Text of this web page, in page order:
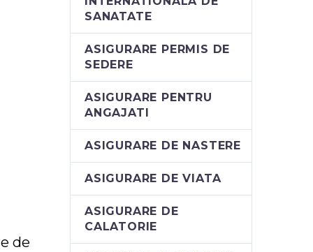
de
SANATATE
ASIGURARE PERMIS DE
SEDERE
ASIGURARE PENTRU
ANGAJATI
ASIGURARE DE NASTERE
ASIGURARE DE VIATA
ASIGURARE DE
CALATORIE